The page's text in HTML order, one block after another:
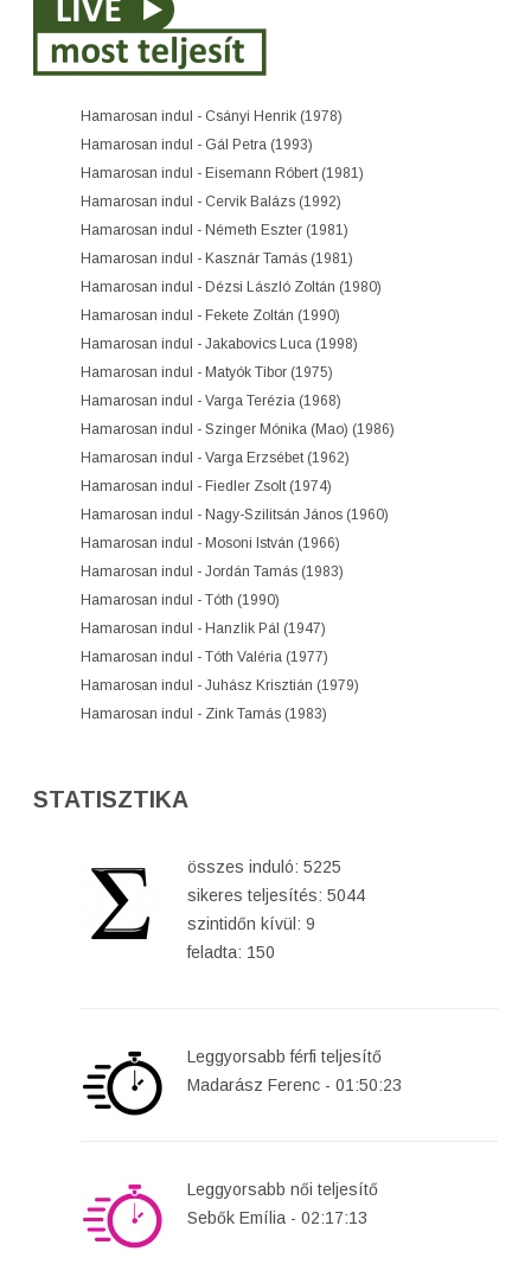
Hamarosan indul - Csányi Henrik (1978)
Hamarosan indul - Gál Petra (1993)
Hamarosan indul - Eisemann Róbert (1981)
Hamarosan indul - Cervik Balázs (1992)
Hamarosan indul - Németh Eszter (1981)
Hamarosan indul - Kasznár Tamás (1981)
Hamarosan indul - Dézsi László Zoltán (1980)
Hamarosan indul - Fekete Zoltán (1990)
Hamarosan indul - Jakabovics Luca (1998)
Hamarosan indul - Matyók Tibor (1975)
Hamarosan indul - Varga Terézia (1968)
Hamarosan indul - Szinger Mónika (Mao) (1986)
Hamarosan indul - Varga Erzsébet (1962)
Hamarosan indul - Fiedler Zsolt (1974)
Hamarosan indul - Nagy-Szilitsán János (1960)
Hamarosan indul - Mosoni István (1966)
Hamarosan indul - Jordán Tamás (1983)
Hamarosan indul - Tóth (1990)
Hamarosan indul - Hanzlik Pál (1947)
Hamarosan indul - Tóth Valéria (1977)
Hamarosan indul - Juhász Krisztián (1979)
Hamarosan indul - Zink Tamás (1983)
STATISZTIKA
összes induló: 5225
sikeres teljesítés: 5044
szintidőn kívül: 9
feladta: 150
Leggyorsabb férfi teljesítő
Madarász Ferenc - 01:50:23
Leggyorsabb női teljesítő
Sebők Emília - 02:17:13